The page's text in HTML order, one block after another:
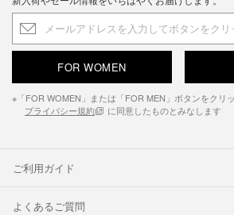
FOR WOMEN
※「FOR WOMEN」または「FOR MEN」ボタンをクリッ
プライバシー規約
に同意したものとみなします
ご利用ガイド
よくあるご質問